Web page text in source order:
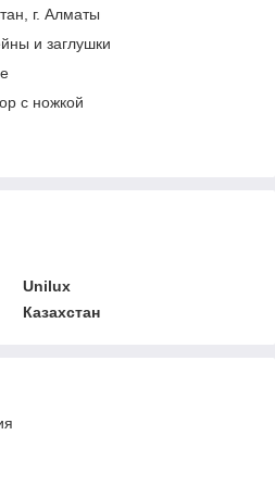
г. Алматы
и заглушки
с ножкой
Unilux
Казахстан